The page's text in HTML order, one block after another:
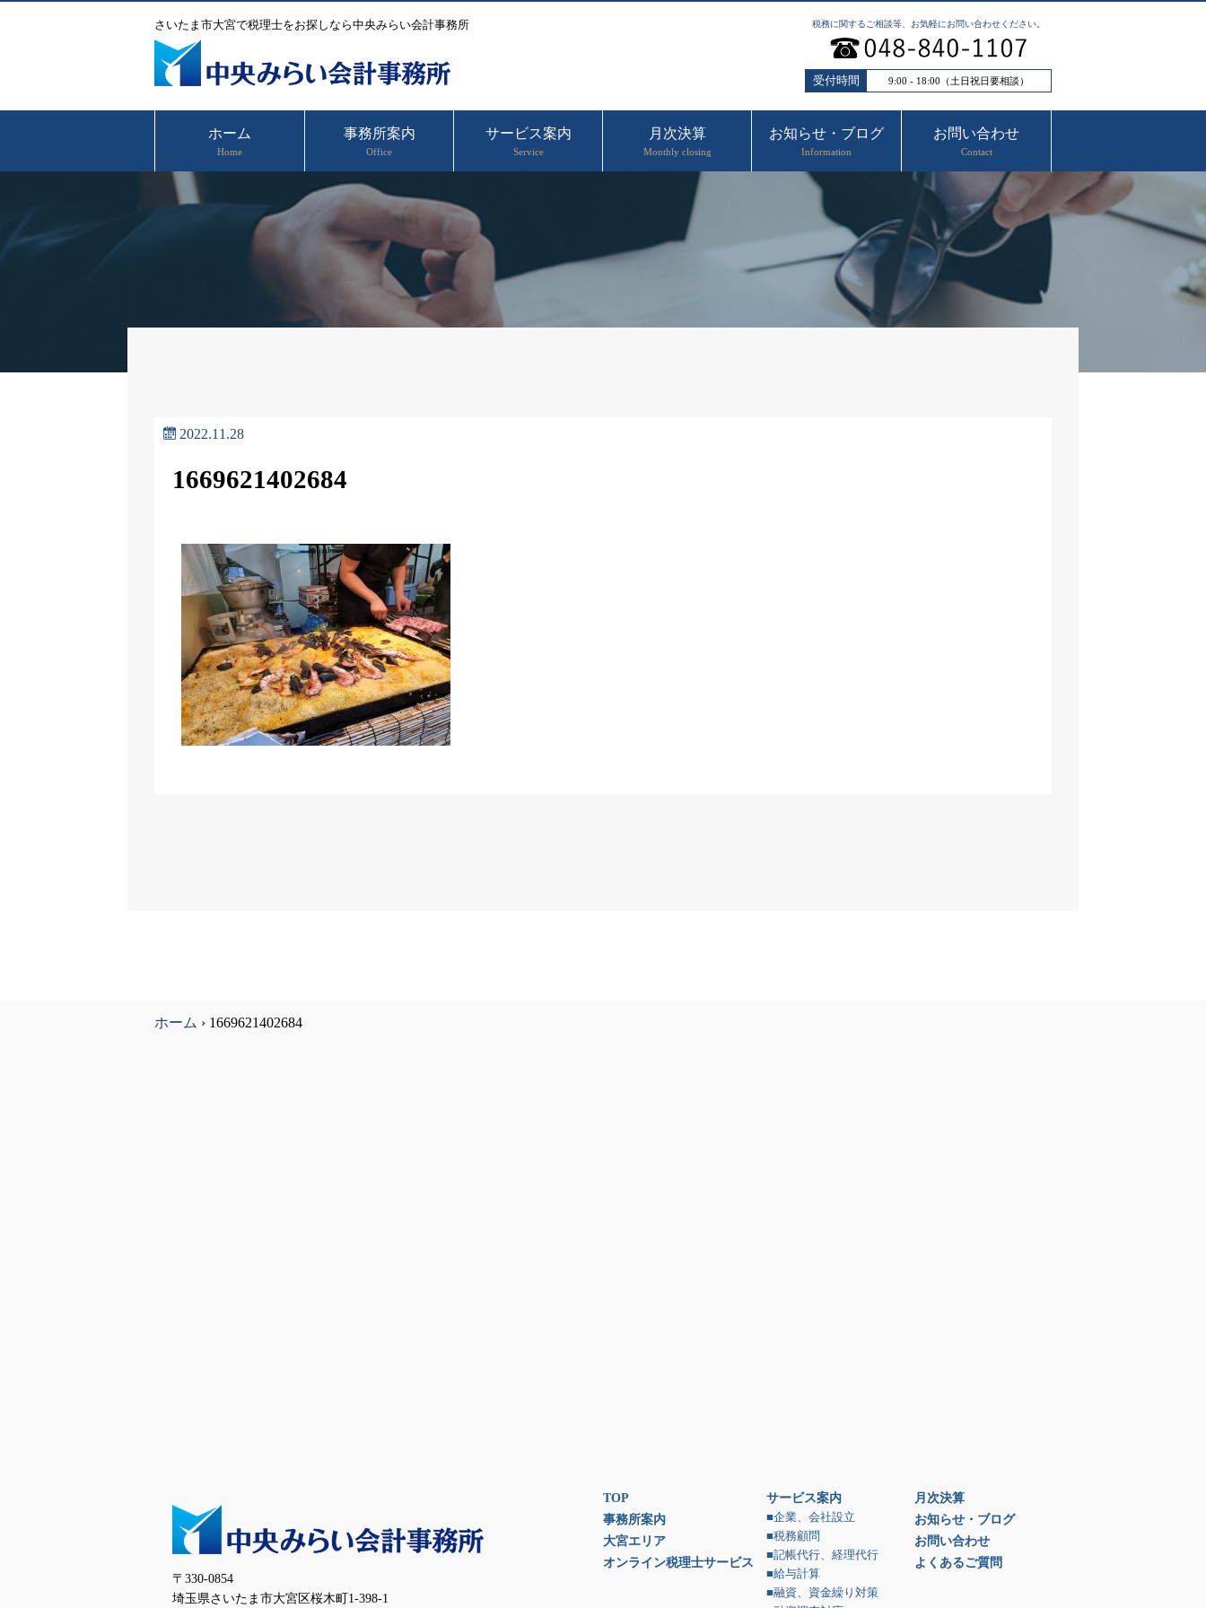
さいたま市大宮で税理士をお探しなら中央みらい会計事務所 税務に関するご相談等、お気軽にお問い合わせください。
受付時間 9:00 - 18:00（土日祝日要相談）
ホーム
Home
事務所案内
Office
サービス案内
Service
月次決算
Monthly closing
お知らせ・ブログ
Information
お問い合わせ
Contact
2022.11.28
1669621402684
ホーム › 1669621402684
〒330-0854
埼玉県さいたま市大宮区桜木町1-398-1
TOP
事務所案内
大宮エリア
オンライン税理士サービス
サービス案内
■企業、会社設立
■税務顧問
■記帳代行、経理代行
■給与計算
■融資、資金繰り対策
月次決算
お知らせ・ブログ
お問い合わせ
よくあるご質問